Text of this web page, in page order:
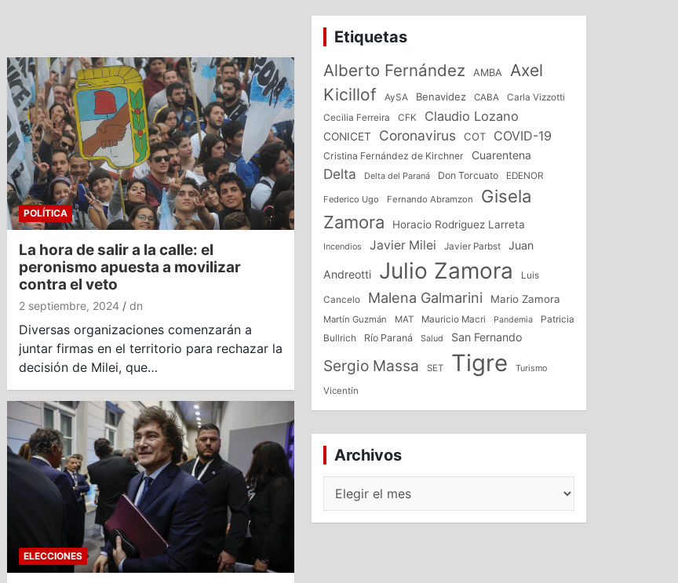
POLÍTICA
La hora de salir a la calle: el
peronismo apuesta a movilizar
contra el veto
2 septiembre, 2024 dn
Diversas organizaciones comenzarán a
juntar firmas en el territorio para rechazar la
decisión de Milei, que…
ELECCIONES
Etiquetas
Alberto Fernández AMBA
Axel
Kicillof
AySA Benavidez CABA
Carla Vizzotti
Cecilia Ferreira
CFK Claudio Lozano
CONICET Coronavirus COT COVID-19
Cristina Fernández de Kirchner Cuarentena
Delta Delta del Paraná Don Torcuato EDENOR
Federico Ugo Fernando Abramzon
Gisela
Zamora
Horacio Rodriguez Larreta
Incendios Javier Milei Javier Parbst Juan
Andreotti Julio Zamora Luis
Cancelo Malena Galmarini Mario Zamora
Martín Guzmán MAT Mauricio Macri Pandemia
Patricia
Bullrich
Río Paraná Salud San Fernando
Sergio Massa SET Tigre Turismo
Vicentín
Archivos
Archivos